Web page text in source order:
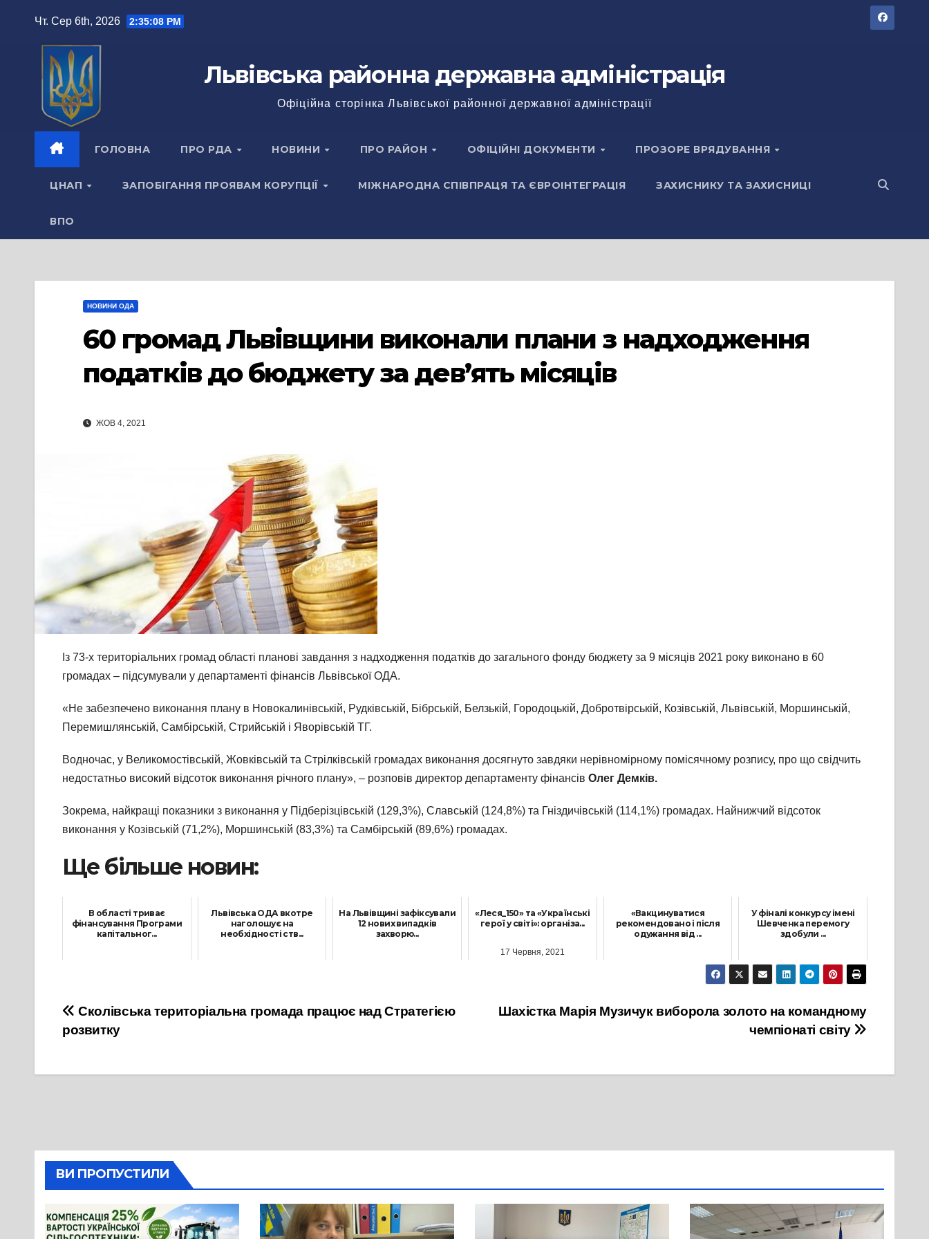
Чт. Сер 6th, 2026 2:35:08 PM
Львівська районна державна адміністрація
Офіційна сторінка Львівської районної державної адміністрації
ГОЛОВНА ПРО РДА НОВИНИ ПРО РАЙОН ОФІЦІЙНІ ДОКУМЕНТИ ПРОЗОРЕ ВРЯДУВАННЯ
ЦНАП ЗАПОБІГАННЯ ПРОЯВАМ КОРУПЦІЇ МІЖНАРОДНА СПІВПРАЦЯ ТА ЄВРОІНТЕГРАЦІЯ ЗАХИСНИКУ ТА ЗАХИСНИЦІ
ВПО
НОВИНИ ОДА
60 громад Львівщини виконали плани з надходження
податків до бюджету за дев’ять місяців
ЖОВ 4, 2021
Із 73-х територіальних громад області планові завдання з надходження податків до загального фонду бюджету за 9 місяців 2021 року виконано в 60
громадах – підсумували у департаменті фінансів Львівської ОДА.
«Не забезпечено виконання плану в Новокалинівській, Рудківській, Бібрській, Белзькій, Городоцькій, Добротвірській, Козівській, Львівській, Моршинській,
Перемишлянській, Самбірській, Стрийській і Яворівській ТГ.
Водночас, у Великомостівській, Жовківській та Стрілківській громадах виконання досягнуто завдяки нерівномірному помісячному розпису, про що свідчить
недостатньо високий відсоток виконання річного плану», – розповів директор департаменту фінансів Олег Демків.
Зокрема, найкращі показники з виконання у Підберізцівській (129,3%), Славській (124,8%) та Гніздичівській (114,1%) громадах. Найнижчий відсоток
виконання у Козівській (71,2%), Моршинській (83,3%) та Самбірській (89,6%) громадах.
Ще більше новин:
В області триває
фінансування Програми
капітальног...
Львівська ОДА вкотре
наголошує на
необхідності ств...
На Львівщині зафіксували
12 нових випадків
захворю...
«Леся_150» та «Українські
герої у світі»: організа...
17 Червня, 2021
«Вакцинуватися
рекомендовано і після
одужання від ...
У фіналі конкурсу імені
Шевченка перемогу
здобули ...
17 Травня, 2021
Навігація
записів
Шахістка Марія Музичук виборола золото на командному
чемпіонаті світу
Сколівська територіальна громада працює над Стратегією
розвитку
ВИ ПРОПУСТИЛИ